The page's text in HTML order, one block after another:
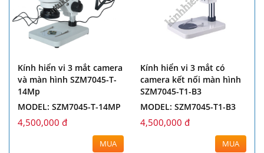
Kính hiển vi 3 mắt camera
và màn hình SZM7045-T-
14Mp
MODEL: SZM7045-T-14MP
4,500,000 đ
MUA
Kính hiển vi 3 mắt có
camera kết nối màn hình
SZM7045-T1-B3
MODEL: SZM7045-T1-B3
4,500,000 đ
MUA